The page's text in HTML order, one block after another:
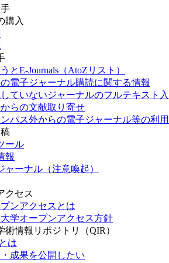
購入
とE-Journals（AtoZリスト）
電子ジャーナル購読に関する情報
ていないジャーナルのフルテキスト
らの文献取り寄せ
パス外からの電子ジャーナル等の利用
ール
報
ャーナル（注意喚起）
クセス
ンアクセスとは
学オープンアクセス方針
術情報リポジトリ（QIR）
は
成果を公開したい